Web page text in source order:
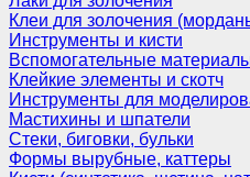
Клеи для золочения
Инструменты и кисти
Вспомогательные
Клейкие элементы и скотч
Инструменты для
Мастихины и шпатели
Стеки, биговки, бульки
Формы вырубные, каттеры